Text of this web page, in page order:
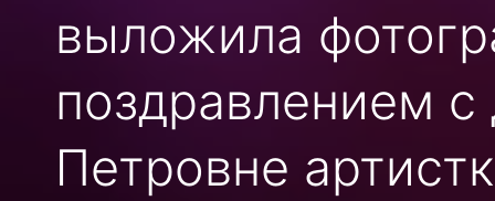
выложила
поздравлением
Петровне